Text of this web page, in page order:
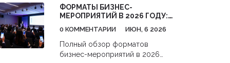
прокачать свои навыки и найти
ценные связи. Какие направления
сегодня в центре внимания, и
игрокам стоит присмотреться к
участию? В статье расскажем о
ФОРМАТЫ БИЗНЕС-
МЕРОПРИЯТИЙ В 2026 ГОДУ:
0 КОММЕНТАРИИ ИЮН, 6 2026
Полный обзор форматов
бизнес-мероприятий в 2026